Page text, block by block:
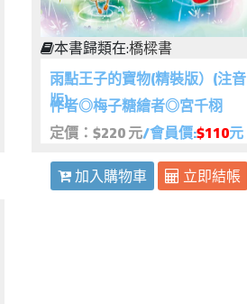
本書歸類在:橋樑書
雨點王子的寶物(精裝版）(注音
版)
作者◎梅子糖繪者◎宮千栩
定價：$220 元/會員價:$110元
加入購物車
立即結帳